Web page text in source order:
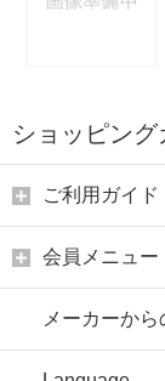
ショッピング
ご利用ガイド
会員メニュー
メーカーか